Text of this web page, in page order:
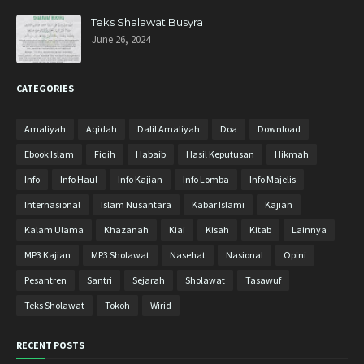
Oktober 2019
September 2019
Agustus 2019
Mei 2019
September 2018
Agustus 2018
Juni 2018
Teks Shalawat Busyra
June 26, 2024
CATEGORIES
Amaliyah Aqidah Dalil Amaliyah Doa Download
Ebook Islam Fiqih Habaib Hasil Keputusan Hikmah
Info Info Haul Info Kajian Info Lomba Info Majelis
Internasional Islam Nusantara Kabar Islami Kajian
Kalam Ulama Khazanah Kiai Kisah Kitab Lainnya
MP3 Kajian MP3 Sholawat Nasehat Nasional Opini
Pesantren Santri Sejarah Sholawat Tasawuf
Teks Sholawat Tokoh Wirid
RECENT POSTS